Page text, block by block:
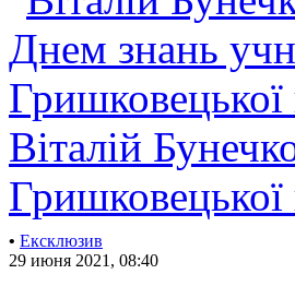
Віталій
Гришковецької
• Ексклюзив
29 июня 2021, 08:40